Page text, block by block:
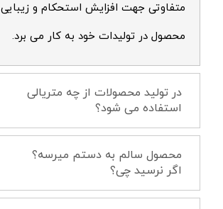
متفاوتی جهت افزایش استحکام و زیبایی
محصول در تولیدات خود به کار می برد.
در تولید محصولات از چه متریالی
استفاده می شود؟
محصول سالم به دستم میرسه؟
اگر نرسید چی؟